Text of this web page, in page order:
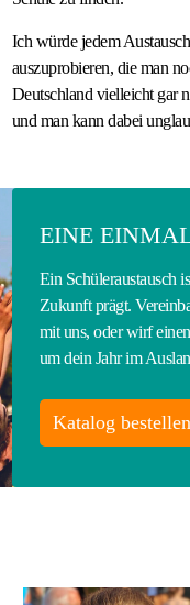
Ich würde jedem
auszuprobieren, die man
Deutschland vielleicht gar
und man kann dabei
EINE
Ein Schüleraustausch
Zukunft prägt.
mit uns, oder wirf
um dein Jahr im
Katalog bestellen